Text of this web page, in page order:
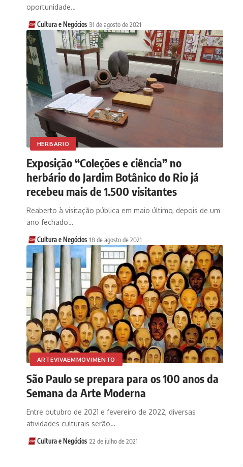
oportunidade…
Cultura e Negócios 31 de agosto de 2021
HERBARIO
Exposição “Coleções e ciência” no
herbário do Jardim Botânico do Rio já
recebeu mais de 1.500 visitantes
Reaberto à visitação pública em maio último, depois de um
ano fechado…
Cultura e Negócios 18 de agosto de 2021
ARTEVIVAEMMOVIMENTO
São Paulo se prepara para os 100 anos da
Semana da Arte Moderna
Entre outubro de 2021 e fevereiro de 2022, diversas
atividades culturais serão…
Cultura e Negócios 22 de julho de 2021